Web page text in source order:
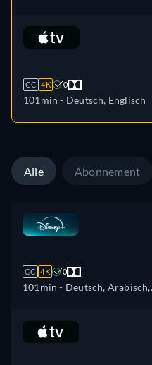
Dänisch, Griechisch,
Englisch, Spanisch, Spanisch
Französisch, Französisch
(Kanada), Hebräisch,
Niederländisch, Norwegisch,
Polnisch, Portugiesisch,
Rumänisch, Slowakisch,
Schwedisch, Türkisch
CC 4K 0
101min - Deutsch, Englisch
Alle Abonnement
CC 4K 0
101min - Deutsch, Arabisch,
Dänisch, Griechisch, Englisch,
Spanisch, Spanisch